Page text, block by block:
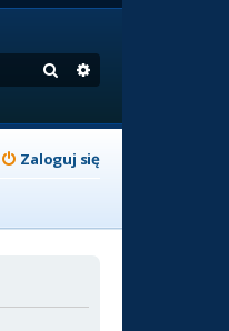
Szukaj
Zaloguj się